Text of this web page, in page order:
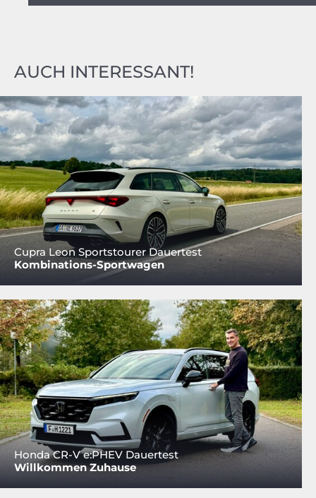
AUCH INTERESSANT!
Cupra Leon Sportstourer Dauertest
Kombinations-Sportwagen
Honda CR-V e:PHEV Dauertest
Willkommen Zuhause